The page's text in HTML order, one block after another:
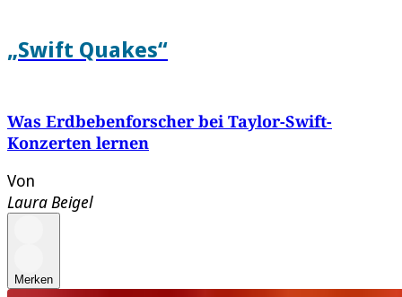
„Swift Quakes“
Was Erdbebenforscher bei Taylor-Swift-
Konzerten lernen
Von
Laura Beigel
Merken